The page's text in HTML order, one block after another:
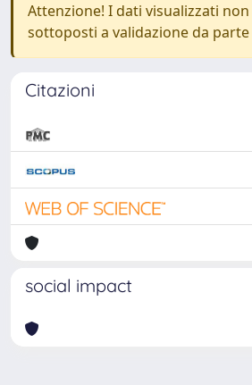
Attenzione! I dati visualizzati
sottoposti a validazione da
Citazioni
social impact